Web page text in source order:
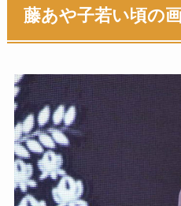
藤あや子若い頃の